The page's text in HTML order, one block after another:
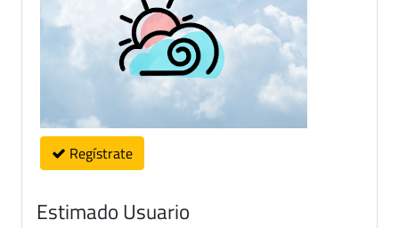
Regístrate
Estimado Usuario